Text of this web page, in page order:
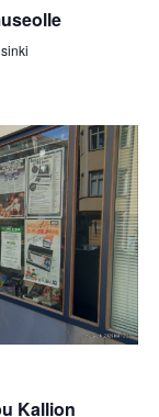
a
v
i
g
a
Kallion